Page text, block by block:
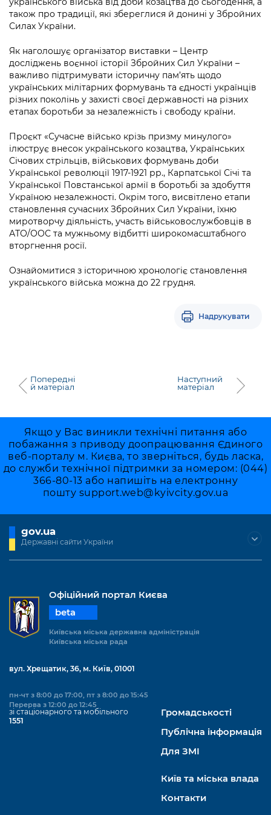
Підприємства, установи, організації
Kyiv International Relations
Річні звіти
Гендерна політика
Безбар'єрність
Київська міська військова адміністрація
Портал Захисників та Захисниць
Портал послуг
Міський застосунок Київ Цифровий
Важливе під час воєнного стану
Уряд» – місцевий рівень»
Важливе під час воєнного стану
Про відкриті дані
Публічні дашборди
також про традиції, які збереглися й донині у Збройних
Силах України.
Як наголошує організатор виставки – Центр
досліджень воєнної історії Збройних Сил України –
важливо підтримувати історичну пам’ять щодо
українських мілітарних формувань та єдності українців
різних поколінь у захисті своєї державності на різних
етапах боротьби за незалежність і свободу країни.
Проєкт «Сучасне військо крізь призму минулого»
ілюструє внесок українського козацтва, Українських
Січових стрільців, військових формувань доби
Української революції 1917-1921 рр., Карпатської Січі та
Української Повстанської армії в боротьбі за здобуття
Україною незалежності. Окрім того, висвітлено етапи
становлення сучасних Збройних Сил України, їхню
миротворчу діяльність, участь військовослужбовців в
АТО/ООС та мужньому відбитті широкомасштабного
вторгнення росії.
Ознайомитися з історичною хронологіє становлення
українського війська можна до 22 грудня.
Надрукувати
Попередні
й матеріал
Наступний
матеріал
Якщо у Вас виникли технічні питання або
побажання з приводу доопрацювання Єдиного
веб-порталу м. Києва, то зверніться, будь ласка,
до служби технічної підтримки за номером: (044)
366-80-13 або напишіть на електронну
пошту support.web@kyivcity.gov.ua
gov.ua
Державні сайти України
Офіційний портал Києва
beta
Київська міська державна адміністрація
Київська міська рада
вул. Хрещатик, 36, м. Київ, 01001
пн-чт з 8:00 до 17:00, пт з 8:00 до 15:45
Перерва з 12:00 до 12:45
зі стаціонарного та мобільного
1551
Громадськості
Публічна інформація
Для ЗМІ
Київ та міська влада
Контакти